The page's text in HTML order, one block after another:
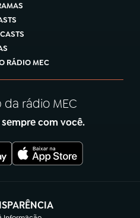
RÁDIO MEC
da rádio MEC
com você.
(abre em nova aba)